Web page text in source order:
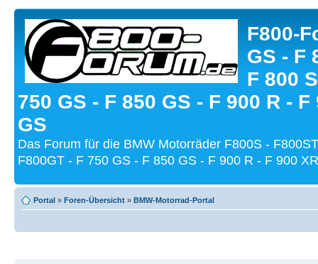
F800-
GS - F
F 800
750 GS - F 850 GS - F 900 R - F
GS
Das Forum für die BMW Motorräder F800S -
F800GT - F 750 GS - F 850 GS - F 900 R - F 900
Portal » Foren-Übersicht » BMW-Motorrad-Portal